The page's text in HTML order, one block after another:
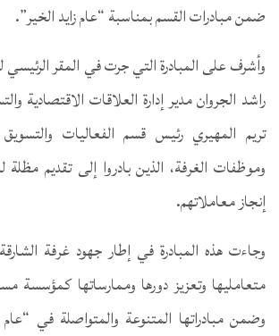
ضمن مبادرات القسم بمناسبة “عام زايد الخير”.
وأشرف على المبادرة التي جرت في المقر الرئيسي
راشد الجروان مدير إدارة العلاقات الاقتصادية
تريم المهيري رئيس قسم الفعاليات
وموظفات الغرفة، الذين بادروا إلى تقديم
إنجاز معاملاتهم.
وجاءت هذه المبادرة في إطار جهود غرفة
متعامليها وتعزيز دورها وممارساتها كمؤسسة
وضمن مبادراتها المتنوعة والمتواصلة في